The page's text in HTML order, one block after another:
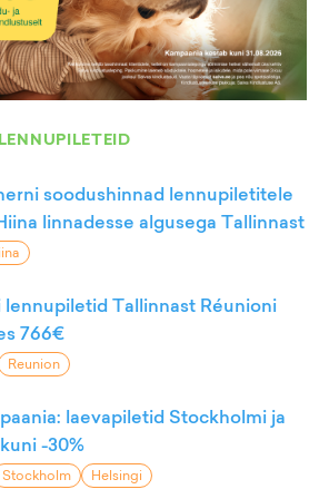
soodushinnad lennupiletitele
linnadesse algusega Tallinnast
lennupiletid Tallinnast Réunioni
766€
Reunion
laevapiletid Stockholmi ja
-30%
Stockholm Helsingi